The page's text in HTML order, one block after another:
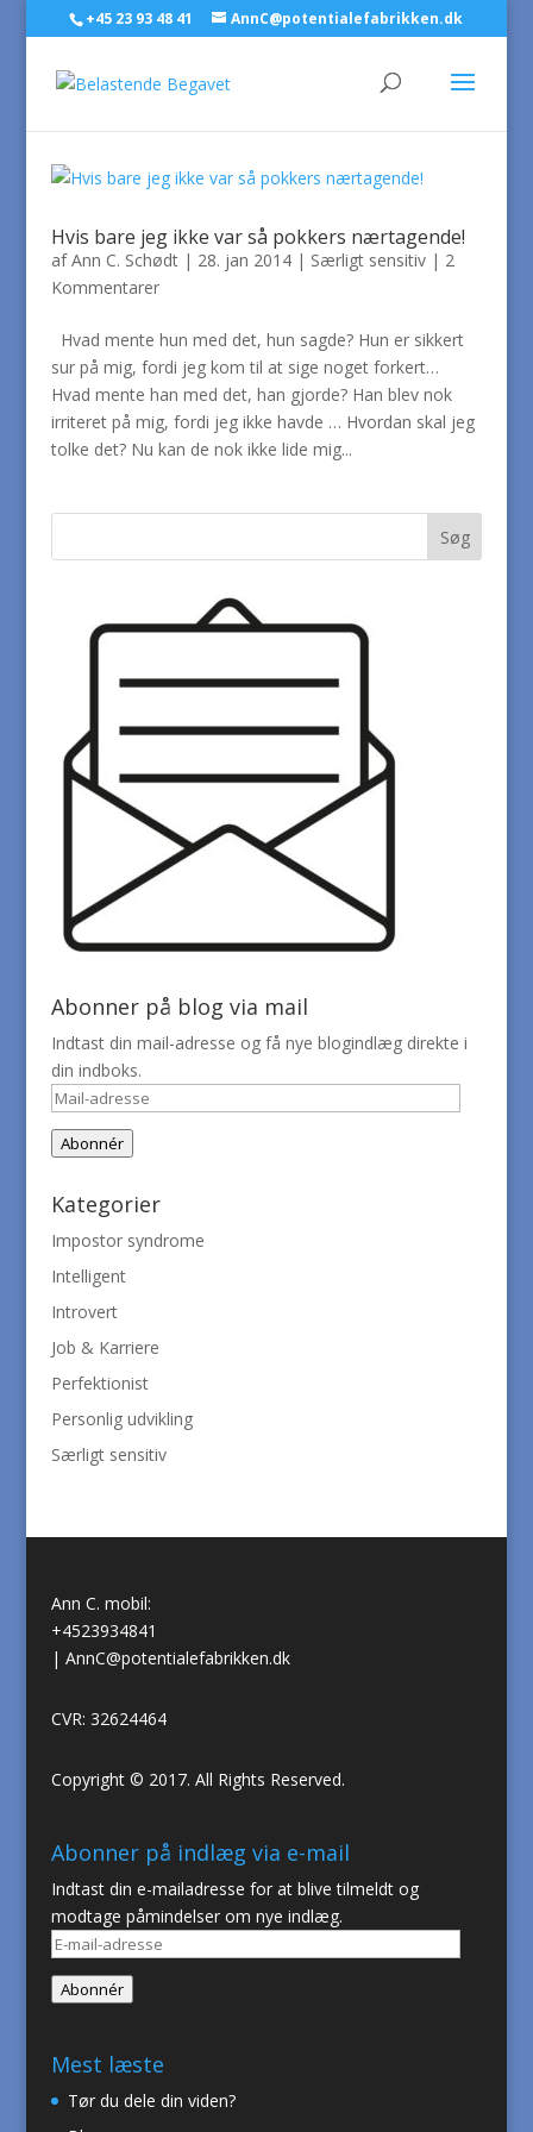
+45 23 93 48 41 AnnC@potentialefabrikken.dk
Hvis bare jeg ikke var så pokkers nærtagende!
afAnn C. Schødt| 28. jan 2014| Særligt sensitiv| 2
Kommentarer
Hvad mente hun med det, hun sagde? Hun er sikkert
sur på mig, fordi jeg kom til at sige noget forkert…
Hvad mente han med det, han gjorde? Han blev nok
irriteret på mig, fordi jeg ikke havde … Hvordan skal jeg
tolke det? Nu kan de nok ikke lide mig...
Abonner på blog via mail
Indtast din mail-adresse og få nye blogindlæg direkte i
din indboks.
Mail-
adresse
Abonnér
Kategorier
Impostor syndrome
Intelligent
Introvert
Job & Karriere
Perfektionist
Personlig udvikling
Særligt sensitiv
Ann C. mobil:
+4523934841
| AnnC@potentialefabrikken.dk
CVR: 32624464
Copyright © 2017. All Rights Reserved.
Abonner på indlæg via e-mail
Indtast din e-mailadresse for at blive tilmeldt og
modtage påmindelser om nye indlæg.
E-
mail-
adresse
Abonnér
Mest læste
Tør du dele din viden?